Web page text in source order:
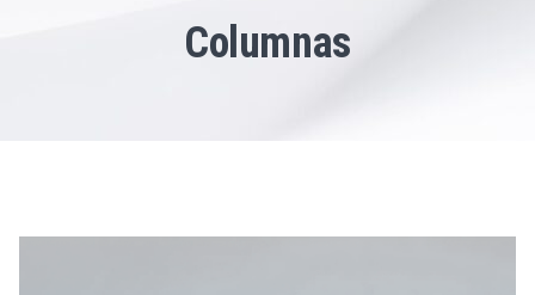
Columnas